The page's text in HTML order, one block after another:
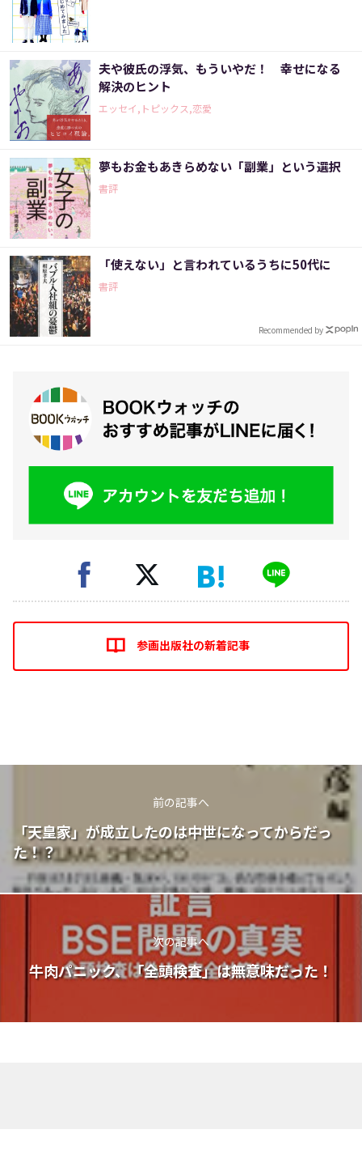
夫や彼氏の浮気、もういやだ！ 幸せになる
解決のヒント
エッセイ,トピックス,恋愛
夢もお金もあきらめない「副業」という選択
書評
「使えない」と言われているうちに50代に
書評
Recommended by
参画出版社の新着記事
前の記事へ
「天皇家」が成立したのは中世になってからだっ
た！？
次の記事へ
牛肉パニック、「全頭検査」は無意味だった！